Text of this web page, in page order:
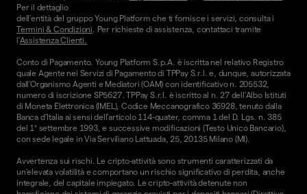
Per il dettaglio
dell'entità del gruppo Young Platform che ti fornisce i servizi, consulta i
Termini & Condizioni. Per richieste di assistenza, contattaci tramite
l'Assistenza Clienti.
Conto di Pagamento. Young Platform S.p.A. è iscritta nel relativo Registro
quale Agente nei Servizi di Pagamento di TPPay S.r.l. e, dunque, autorizzata
dall’Organismo Agenti e Mediatori (OAM) con identificativo n. 205532,
numero di iscrizione SP5627. TPPay S.r.l. è iscritto al n. 27 dell’Albo Istituti
di Moneta Elettronica (IMEL), Codice Meccanografico 36928, tenuto dalla
Banca d’Italia ai sensi dell’articolo 114-quater, comma 1 del D. Lgs. n. 385
del 1° settembre 1993, e successive modificazioni (Testo Unico Bancario),
con sede legale in Via Serviliano Lattuada, 25, 20135 Milano (MI).
Avvertenza sui rischi. Le cripto-attività sono strumenti caratterizzati da
un'elevata volatilità e comportano un rischio significativo di perdita, anche
integrale, del capitale impiegato. Le cripto-attività detenute non